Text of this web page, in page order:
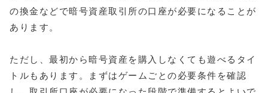
の換金などで暗号資産取引所の口座が必要になることが
あります。
ただし、最初から暗号資産を購入しなくても遊べるタイ
トルもあります。まずはゲームごとの必要条件を確認